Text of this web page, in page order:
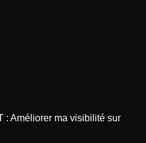
: Améliorer ma visibilité sur